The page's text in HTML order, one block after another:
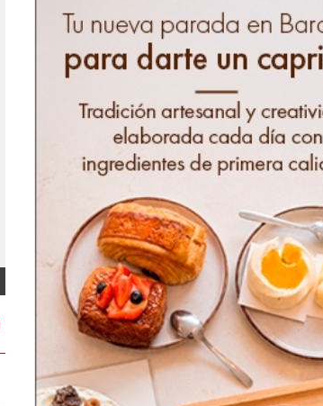
Familias protestan por la supresión de pediatría en